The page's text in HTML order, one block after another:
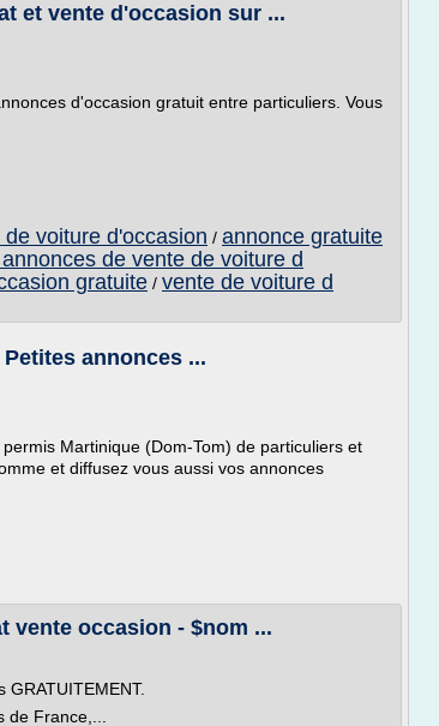
et vente d'occasion sur ...
d'occasion gratuit entre particuliers. Vous
voiture d'occasion / annonce gratuite
de vente de voiture d
gratuite / vente de voiture d
annonces ...
Martinique (Dom-Tom) de particuliers et
et diffusez vous aussi vos annonces
vente occasion - $nom ...
France,...